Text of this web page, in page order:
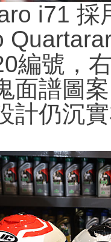
i71 採
編號，
面譜圖
計仍沉